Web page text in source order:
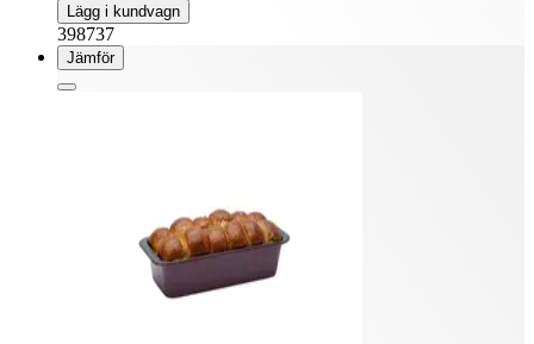
Lägg i kundvagn
398737
Jämför